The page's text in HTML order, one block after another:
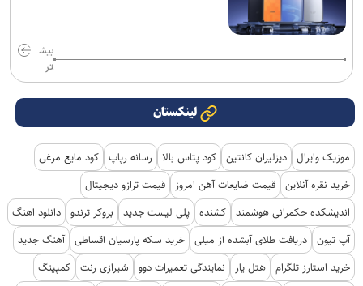
بیش
تر
لینکستان
موزیک وایرال دیزلیران کانتین کود پتاس بالا رسانه رپاپ کود مایع مرغی
خرید نقره آنلاین قیمت ضایعات آهن امروز
قیمت ترازو دیجیتال
اندیشکده حکمرانی هوشمند کشنده پلی لیست جدید بروکر ترندو دانلود اهنگ
آپ تیون دریافت طلای آبشده از میلی خرید سکه پارسیان اقساطی آهنگ جدید
خرید استارز تلگرام هتل یار نمایندگی تعمیرات دوو شیرازی رنت کمپینگ